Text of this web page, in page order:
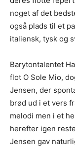
noget af det
også plads til et
italiensk, tysk og
Barytontalentet
flot O Sole Mio,
Jensen, der
brød ud i et vers
melodi men i et
herefter igen
Jensen gav